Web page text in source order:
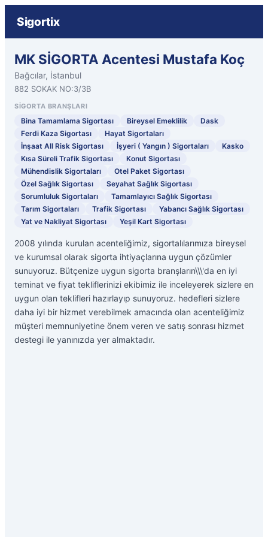
Sigortix
MK SİGORTA Acentesi Mustafa Koç
Bağcılar, İstanbul
882 SOKAK NO:3/3B
SIGORTA BRANŞLARI
Bina Tamamlama Sigortası Bireysel Emeklilik
Dask
Ferdi Kaza Sigortası
Hayat Sigortaları
İnşaat All Risk Sigortası
İşyeri ( Yangın ) Sigortaları
Kasko
Kısa Süreli Trafik Sigortası
Konut Sigortası
Mühendislik Sigortaları
Otel Paket Sigortası
Özel Sağlık Sigortası
Seyahat Sağlık Sigortası
Sorumluluk Sigortaları
Tamamlayıcı Sağlık Sigortası
Tarım Sigortaları
Trafik Sigortası
Yabancı Sağlık Sigortası
Yat ve Nakliyat Sigortası
Yeşil Kart Sigortası
2008 yılında kurulan acenteliğimiz, sigortalılarımıza bireysel
ve kurumsal olarak sigorta ihtiyaçlarına uygun çözümler
sunuyoruz. Bütçenize uygun sigorta branşların\\\'da en iyi
teminat ve fiyat tekliflerinizi ekibimiz ile inceleyerek sizlere en
uygun olan teklifleri hazırlayıp sunuyoruz. hedefleri sizlere
daha iyi bir hizmet verebilmek amacında olan acenteliğimiz
müşteri memnuniyetine önem veren ve satış sonrası hizmet
destegi ile yanınızda yer almaktadır.